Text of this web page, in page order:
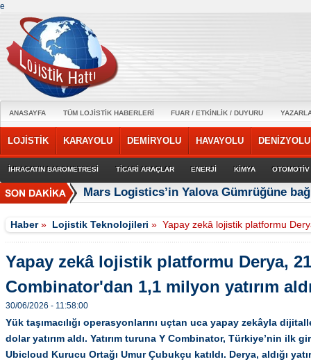
e
ANASAYFA TÜM LOJİSTİK HABERLERİ FUAR / ETKİNLİK / DUYURU
LOJİSTİK KARAYOLU DEMİRYOLU HAVAYOLU DENİZYOLU
İHRACATIN BAROMETRESİ TİCARİ ARAÇLAR ENERJİ KİMYA OTOMOTİV
Mars Logistics’in Yalova Gümrüğüne
Haber» Lojistik Teknolojileri »Yapay zekâ lojistik platformu
Yapay zekâ lojistik platformu Derya,
Combinator'dan 1,1 milyon yatırım
30/06/2026 - 11:58:00
Yük taşımacılığı operasyonlarını uçtan uca yapay zekâyla
dolar yatırım aldı. Yatırım turuna Y Combinator, Türkiye’nin ilk
Ubicloud Kurucu Ortağı Umur Çubukçu katıldı. Derya, aldığı